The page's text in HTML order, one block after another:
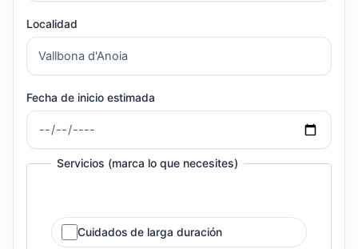
Localidad
Fecha de inicio estimada
Servicios (marca lo que necesites)
Cuidados de larga duración